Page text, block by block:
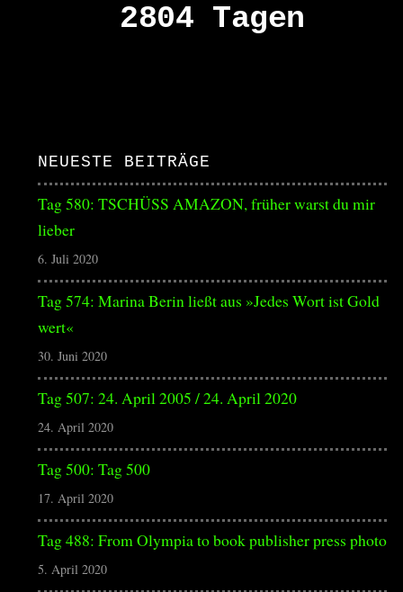
2804 Tagen
NEUESTE BEITRÄGE
Tag 580: TSCHÜSS AMAZON, früher warst du mir
lieber
6. Juli 2020
Tag 574: Marina Berin ließt aus »Jedes Wort ist Gold
wert«
30. Juni 2020
Tag 507: 24. April 2005 / 24. April 2020
24. April 2020
Tag 500: Tag 500
17. April 2020
Tag 488: From Olympia to book publisher press photo
5. April 2020